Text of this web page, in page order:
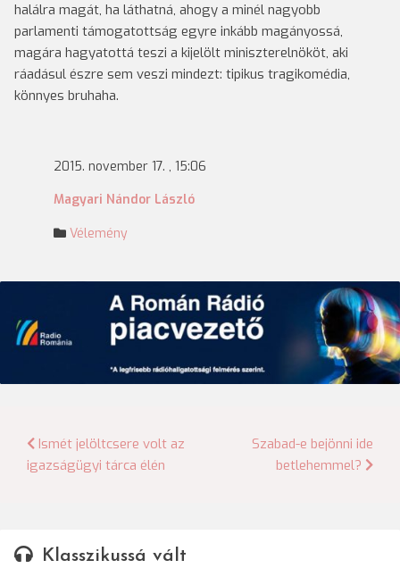
halálra magát, ha láthatná, ahogy a minél nagyobb
parlamenti támogatottság egyre inkább magányossá,
magára hagyatottá teszi a kijelölt miniszterelnököt, aki
ráadásul észre sem veszi mindezt: tipikus tragikomédia,
könnyes bruhaha.
2015. november 17. , 15:06
Magyari Nándor László
Vélemény
Bejegyzés
navigáció
Ismét jelöltcsere volt az
igazságügyi tárca élén
Szabad-e bejönni ide
betlehemmel?
Klasszikussá vált